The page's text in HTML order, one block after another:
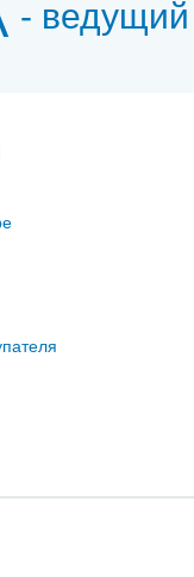
- ведущий